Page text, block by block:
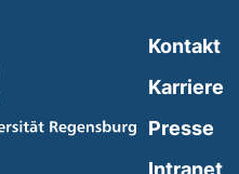
Kontakt
Karriere
Presse
Intranet